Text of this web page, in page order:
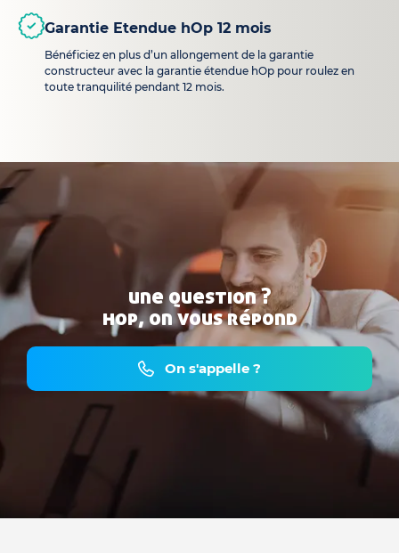
Garantie Etendue hOp 12 mois
Bénéficiez en plus d’un allongement de la garantie
constructeur avec la garantie étendue hOp pour roulez en
toute tranquilité pendant 12 mois.
une question ?
hop, on vous répond
On s'appelle ?